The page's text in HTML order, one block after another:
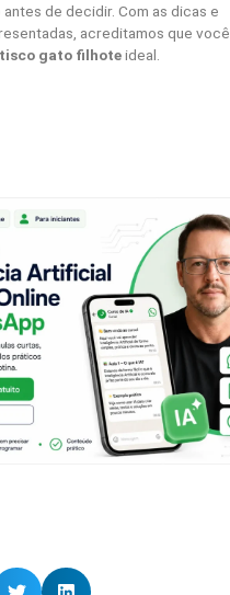
de decidir. Com as dicas e
acreditamos que você
gato filhoteideal.